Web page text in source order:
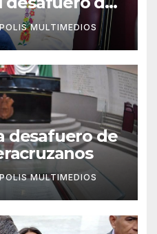
MULTIMEDIOS
desafuero de
MULTIMEDIOS